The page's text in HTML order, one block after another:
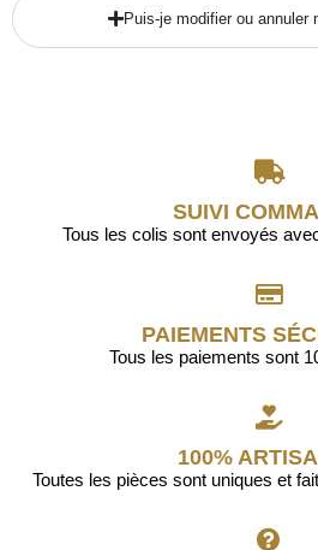
Puis-je modifier ou annuler
SUIVI
Tous les colis sont envoyés
PAIEMENTS
Tous les paiements sont
100%
Toutes les pièces sont uniques et